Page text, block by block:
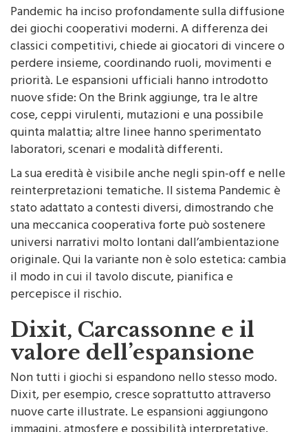
Pandemic ha inciso profondamente sulla diffusione
dei giochi cooperativi moderni. A differenza dei
classici competitivi, chiede ai giocatori di vincere o
perdere insieme, coordinando ruoli, movimenti e
priorità. Le espansioni ufficiali hanno introdotto
nuove sfide: On the Brink aggiunge, tra le altre
cose, ceppi virulenti, mutazioni e una possibile
quinta malattia; altre linee hanno sperimentato
laboratori, scenari e modalità differenti.
La sua eredità è visibile anche negli spin-off e nelle
reinterpretazioni tematiche. Il sistema Pandemic è
stato adattato a contesti diversi, dimostrando che
una meccanica cooperativa forte può sostenere
universi narrativi molto lontani dall’ambientazione
originale. Qui la variante non è solo estetica: cambia
il modo in cui il tavolo discute, pianifica e
percepisce il rischio.
Dixit, Carcassonne e il
valore dell’espansione
Non tutti i giochi si espandono nello stesso modo.
Dixit, per esempio, cresce soprattutto attraverso
nuove carte illustrate. Le espansioni aggiungono